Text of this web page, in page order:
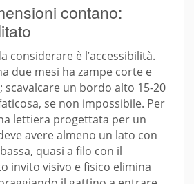
contano:
considerare è l’accessibilità.
due mesi ha zampe corte e
scavalcare un bordo alto 15-20
se non impossibile. Per
lettiera progettata per un
avere almeno un lato con
quasi a filo con il
invito visivo e fisico elimina